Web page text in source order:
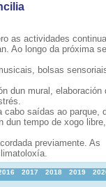
as actividades
Ao longo da próxima
bolsas
dun mural, elaboración
cabo saídas ao parque,
dun tempo de xogo
previamente. As
2017 2018 2019